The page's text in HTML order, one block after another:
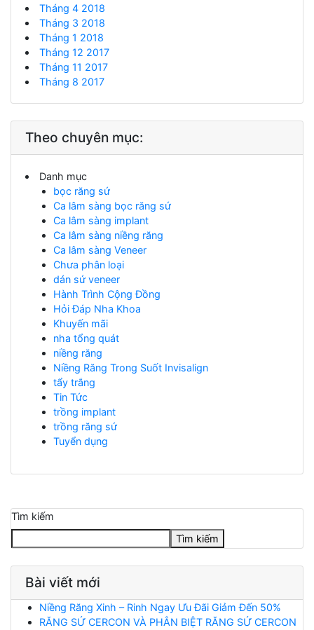
Tháng 4 2018
Tháng 3 2018
Tháng 1 2018
Tháng 12 2017
Tháng 11 2017
Tháng 8 2017
Theo chuyên mục:
Danh mục
bọc răng sứ
Ca lâm sàng bọc răng sứ
Ca lâm sàng implant
Ca lâm sàng niềng răng
Ca lâm sàng Veneer
Chưa phân loại
dán sứ veneer
Hành Trình Cộng Đồng
Hỏi Đáp Nha Khoa
Khuyến mãi
nha tổng quát
niềng răng
Niềng Răng Trong Suốt Invisalign
tẩy trắng
Tin Tức
trồng implant
trồng răng sứ
Tuyển dụng
Tìm kiếm
Tìm kiếm
Bài viết mới
Niềng Răng Xinh – Rinh Ngay Ưu Đãi Giảm Đến 50%
RĂNG SỨ CERCON VÀ PHÂN BIỆT RĂNG SỨ CERCON